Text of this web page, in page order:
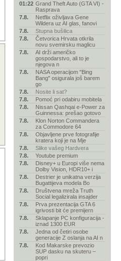
01:22 Grand Theft Auto (GTA VI) -
Rasprava
7.8.
Netflix oživljava Gene
Wildera uz AI glas, fanovi
7.8.
Stupna bušilica
7.8.
Četvorica Hrvata otkrila
novu svemirsku maglicu
7.8.
AI drži američko
gospodarstvo, ali to je
njegova n
7.8.
NASA operacijom "Bing
Bang" osigurala još barem
go
7.8.
Nosite li sat?
7.8.
Pomoć pri odabiru mobitela
7.8.
Nissan Qashqai e-Power za
Guinnessa: prešao gotovo
7.8.
Klon Norton Commandera
za Commodore 64
7.8.
Objavljene prve fotografije
kratera koji je na Mje
7.8.
Slike vašeg Hardvera
7.8.
Youtube premium
7.8.
Disney+ u Europi više nema
Dolby Vision, HDR10+ i
7.8.
Destrier je unikatna verzija
Bugattijeva modela Bo
7.8.
Društvena mreža Truth
Social legalizirala insajder
7.8.
Prva prezentacija GTA 6
igrivosti bit će premijern
7.8.
Sklapanje PC konfiguracija -
iznad 1300 EUR
7.8.
Jedna od četiri osobe
generacije Z oslanja na AI n
7.8.
Kod Makarske prevozio
SUP dasku na skuteru –
popri